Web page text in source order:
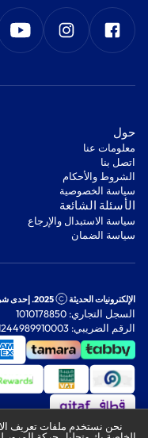
‫حول‬
معلومات عنا
اتصل بنا
‫الشروط والأحكام‬
‫سياسة الخصوصية‬
‫الأسئلة الشائعة‬
‫سياسة الاستبدال والإرجاع‬
‫سياسة الضمان‬
الإلكترونيات الحديثة 2025. إحدى شركات مجموعة الفيصلية
السجل التجاري: 1010178850
الرقم الضريبي: 301244989910003
نحن نستخدم ملفات تعريف